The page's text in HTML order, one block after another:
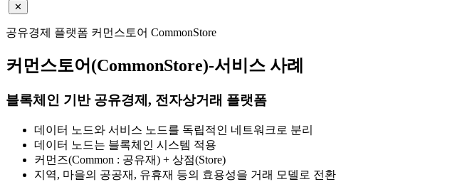
✕
공유경제 플랫폼 커먼스토어 CommonStore
커먼스토어(CommonStore)-서비스 사례
블록체인 기반 공유경제, 전자상거래 플랫폼
데이터 노드와 서비스 노드를 독립적인 네트워크로 분리
데이터 노드는 블록체인 시스템 적용
커먼즈(Common : 공유재) + 상점(Store)
지역, 마을의 공공재, 유휴재 등의 효용성을 거래 모델로 전환